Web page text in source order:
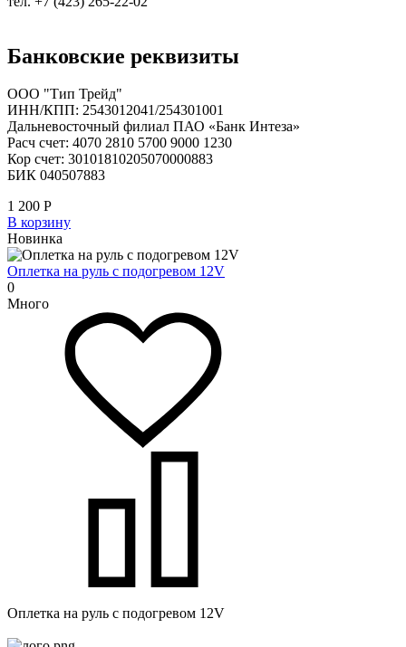
Банковские реквизиты
ООО "Тип Трейд"
ИНН/КПП: 2543012041/254301001
Дальневосточный филиал ПАО «Банк Интеза»
Расч счет: 4070 2810 5700 9000 1230
Кор счет: 30101810205070000883
БИК 040507883
1 200 Р
В корзину
Новинка
Оплетка на руль с подогревом 12V
0
Много
Оплетка на руль с подогревом 12V